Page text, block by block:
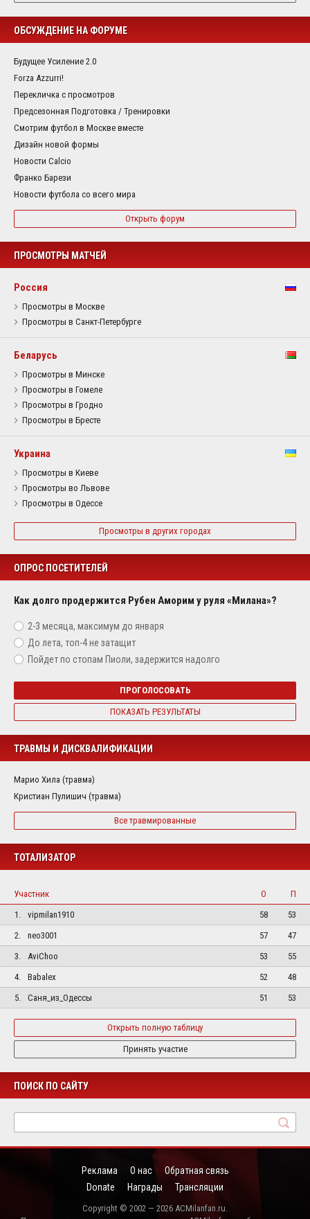
ОБСУЖДЕНИЕ НА ФОРУМЕ
Будущее Усиление 2.0
Forza Azzurri!
Перекличка с просмотров
Предсезонная Подготовка / Тренировки
Смотрим футбол в Москве вместе
Дизайн новой формы
Новости Calcio
Франко Барези
Новости футбола со всего мира
Открыть форум
ПРОСМОТРЫ МАТЧЕЙ
Россия
Просмотры в Москве
Просмотры в Санкт-Петербурге
Беларусь
Просмотры в Минске
Просмотры в Гомеле
Просмотры в Гродно
Просмотры в Бресте
Украина
Просмотры в Киеве
Просмотры во Львове
Просмотры в Одессе
Просмотры в других городах
ОПРОС ПОСЕТИТЕЛЕЙ
Как долго продержится Рубен Аморим у руля «Милана»?
2-3 месяца, максимум до января
До лета, топ-4 не затащит
Пойдет по стопам Пиоли, задержится надолго
ПРОГОЛОСОВАТЬ
ПОКАЗАТЬ РЕЗУЛЬТАТЫ
ТРАВМЫ И ДИСКВАЛИФИКАЦИИ
Марио Хила (травма)
Кристиан Пулишич (травма)
Все травмированные
ТОТАЛИЗАТОР
Участник О
П
1.
vipmilan1910 58
53
2.
neo3001 57
47
3.
AviChoo 53
55
4.
Babalex 52
48
5.
Саня_из_Одессы 51 53
Открыть полную таблицу
Принять участие
ПОИСК ПО САЙТУ
Реклама О нас
Обратная связь
Donate
Награды Трансляции
Copyright © 2002 — 2026 ACMilanfan.ru.